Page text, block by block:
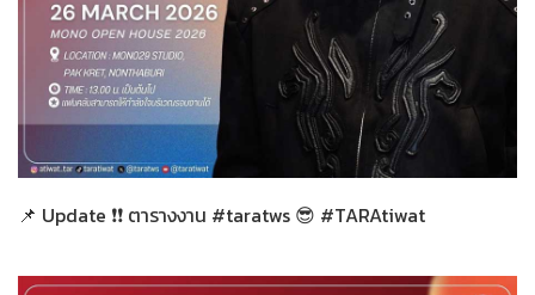
20-03-2569 ทั่วไป
📌 Update ❗❗ ตารางงาน #taratws 😎 #TARAtiwat